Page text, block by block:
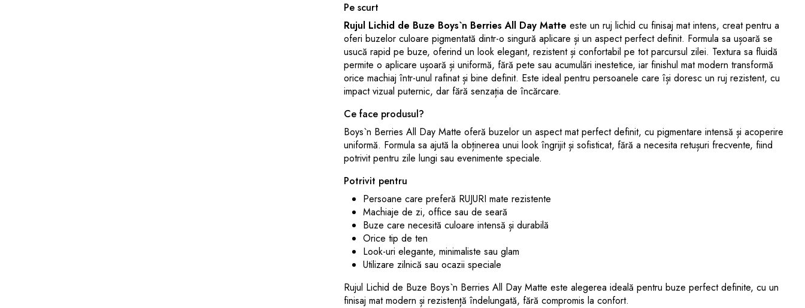
Pe scurt
Rujul Lichid de Buze Boys`n Berries All Day Matte este un ruj lichid cu finisaj mat intens, creat pentru a
oferi buzelor culoare pigmentată dintr-o singură aplicare și un aspect perfect definit. Formula sa ușoară se
usucă rapid pe buze, oferind un look elegant, rezistent și confortabil pe tot parcursul zilei. Textura sa fluidă
permite o aplicare ușoară și uniformă, fără pete sau acumulări inestetice, iar finishul mat modern transformă
orice machiaj într-unul rafinat și bine definit. Este ideal pentru persoanele care își doresc un ruj rezistent, cu
impact vizual puternic, dar fără senzația de încărcare.
Ce face produsul?
Boys`n Berries All Day Matte oferă buzelor un aspect mat perfect definit, cu pigmentare intensă și acoperire
uniformă. Formula sa ajută la obținerea unui look îngrijit și sofisticat, fără a necesita retușuri frecvente, fiind
potrivit pentru zile lungi sau evenimente speciale.
Potrivit pentru
Persoane care preferă RUJURI mate rezistente
Machiaje de zi, office sau de seară
Buze care necesită culoare intensă și durabilă
Orice tip de ten
Look-uri elegante, minimaliste sau glam
Utilizare zilnică sau ocazii speciale
Rujul Lichid de Buze Boys`n Berries All Day Matte este alegerea ideală pentru buze perfect definite, cu un
finisaj mat modern și rezistență îndelungată, fără compromis la confort.